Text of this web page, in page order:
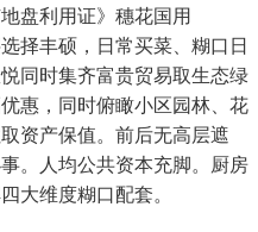
盘利用证》穗花国用
择丰硕，日常买菜、糊口日
同时集齐富贵贸易取生态绿
惠，同时俯瞰小区园林、花
资产保值。前后无高层遮
。人均公共资本充脚。厨房
大维度糊口配套。